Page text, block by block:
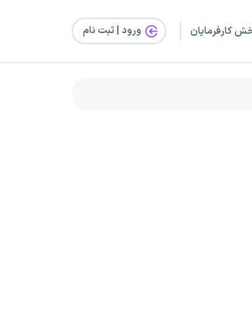
کارفرمایان ورود | ثبت‌ نام